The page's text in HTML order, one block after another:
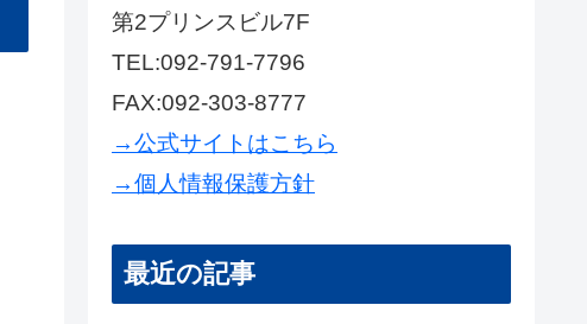
第2プリンスビル7F
TEL:092-791-7796
FAX:092-303-8777
→公式サイトはこちら
→個人情報保護方針
最近の記事